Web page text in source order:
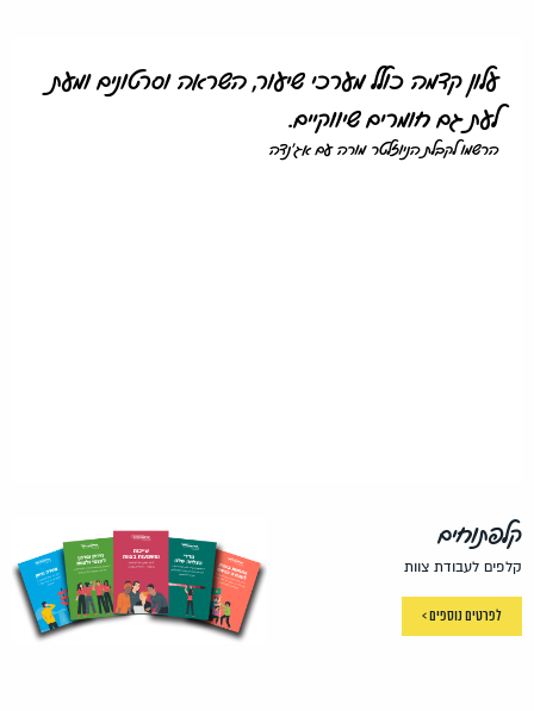
עלון קדמה כולל מערכי שיעור, השראה וסרטונים ומעת
לעת גם חומרים שיווקיים.
הרשמו לקבלת הניוזלטר מורה עם אג'נדה
קלפתוחים
קלפים לעבודת צוות
לפרטים נוספים >